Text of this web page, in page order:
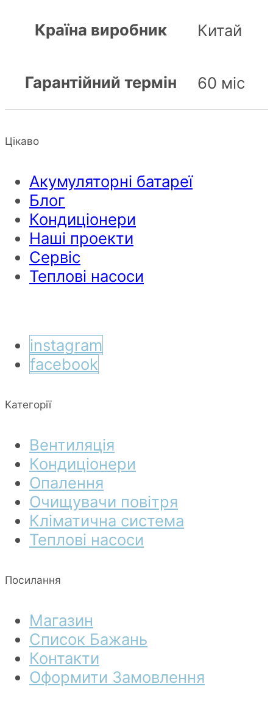
Країна виробник Китай
Гарантійний термін 60 міс
Цікаво
Акумуляторні батареї
Блог
Кондиціонери
Наші проекти
Сервіс
Теплові насоси
instagram
facebook
Категорії
Вентиляція
Кондиціонери
Опалення
Очищувачи повітря
Кліматична система
Теплові насоси
Посилання
Магазин
Список Бажань
Контакти
Оформити Замовлення